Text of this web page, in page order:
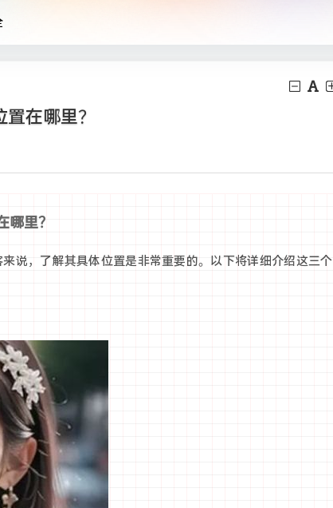
在哪里？
里？
说，了解其具体位置是非常重要的。以下将详细介绍这三个